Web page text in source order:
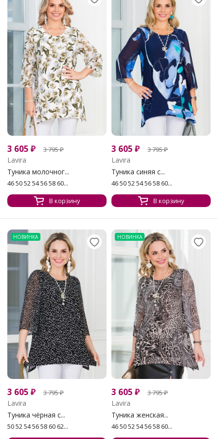
3 605 ₽ 3 795₽
Lavira
Туника молочног...
46 50 52 54 56 58 60...
В корзину
3 605 ₽ 3 795₽
Lavira
Туника синяя с...
46 50 52 54 56 58 60...
В корзину
НОВИНКА
3 605 ₽ 3 795₽
Lavira
Туника чёрная с...
50 52 54 56 58 60 62...
НОВИНКА
3 605 ₽ 3 795₽
Lavira
Туника женская...
46 50 52 54 56 58 60...